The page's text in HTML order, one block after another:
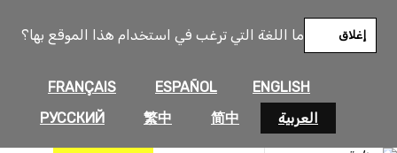
ما اللغة التي ترغب في استخدام هذا الموقع بها؟
ENGLISH
ESPAÑOL
FRANÇAIS
العربية
简中
繁中
РУССКИЙ
إغلاق
المحتوى